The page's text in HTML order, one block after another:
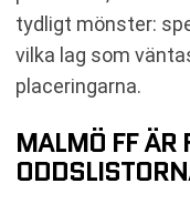
tydligt mönster:
vilka lag som
placeringarna.
MALMÖ FF ÄR